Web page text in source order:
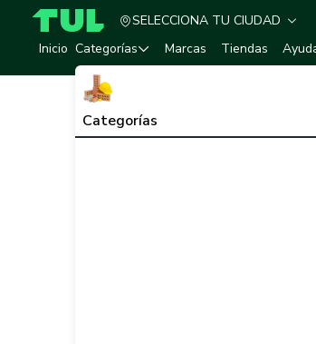
TUL - Tu Marketplace de Construcción
SELECCIONA TU CIUDAD
Inicio Categorías
Categorías
Marcas Tiendas